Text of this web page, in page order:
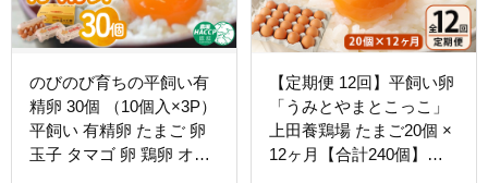
のびのび育ちの平飼い有
精卵 30個 （10個入×3P）
平飼い 有精卵 たまご 卵
玉子 タマゴ 卵 鶏卵 オム
【定期便 12回】平飼い卵
「うみとやまとこっこ」
上田養鶏場 たまご20個 ×
12ヶ月【合計240個】佐